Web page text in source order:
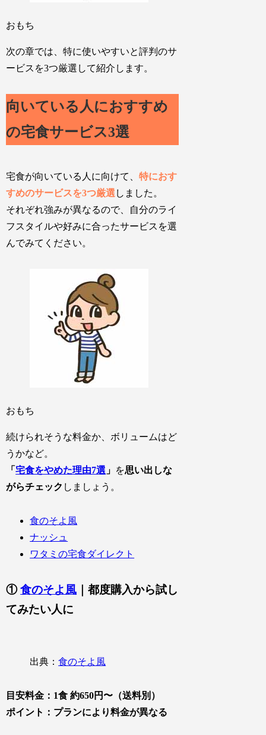
おもち
次の章では、特に使いやすいと評判のサ
ービスを3つ厳選して紹介します。
向いている人におすすめ
の宅食サービス3選
宅食が向いている人に向けて、特におす
すめのサービスを3つ厳選 しました。
それぞれ強みが異なるので、自分のライ
フスタイルや好みに合ったサービスを選
んでみてください。
おもち
続けられそうな料金か、ボリュームはど
うかなど。
「宅食をやめた理由7選 」 を思い出しな
がらチェック しましょう。
食のそよ風
ナッシュ
ワタミの宅食ダイレクト
①食のそよ風 ｜都度購入から試し
てみたい人に
出典：食のそよ風
目安料金：1食 約650円〜（送料別）
ポイント：プランにより料金が異なる